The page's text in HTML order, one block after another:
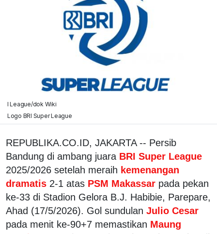
I League/dok Wiki
Logo BRI Super League
REPUBLIKA.CO.ID, JAKARTA -- Persib
Bandung di ambang juara BRI Super League
2025/2026 setelah meraih kemenangan
dramatis 2-1 atas PSM Makassar pada pekan
ke-33 di Stadion Gelora B.J. Habibie, Parepare,
Ahad (17/5/2026). Gol sundulan Julio Cesar
pada menit ke-90+7 memastikan Maung